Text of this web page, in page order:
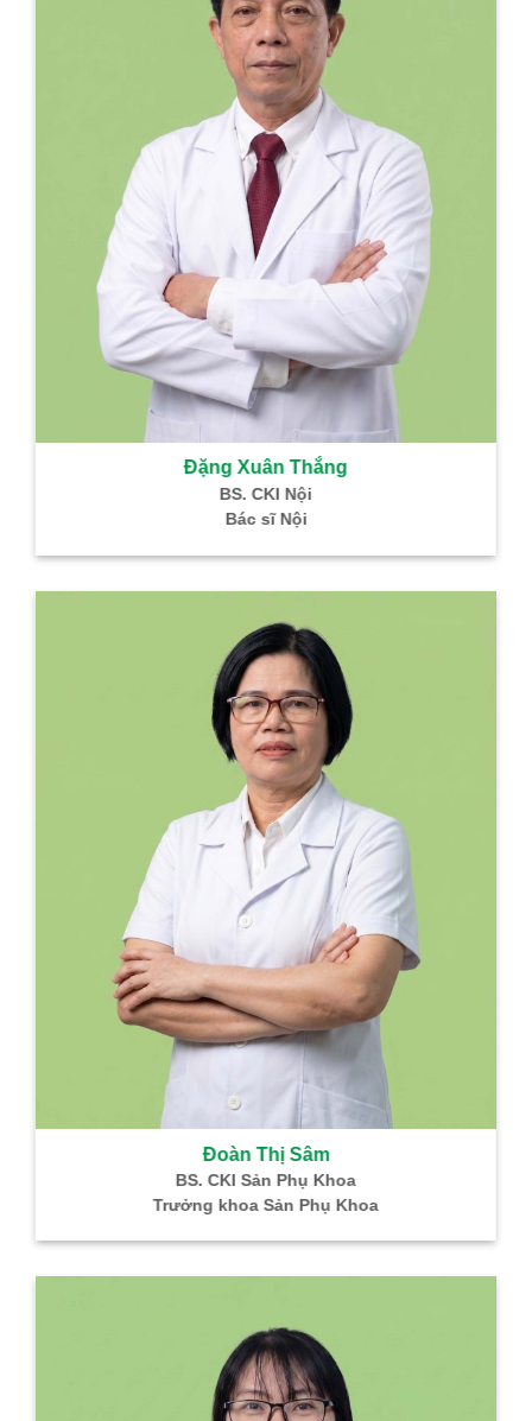
Đặng Xuân Thắng
BS. CKI Nội
Bác sĩ Nội
Đoàn Thị Sâm
BS. CKI Sản Phụ Khoa
Trưởng khoa Sản Phụ Khoa